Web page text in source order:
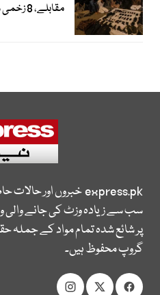
مقابلے، 8 زخمی سمیت 12 ڈاکو گرفتار
express.pkخبروں اور حالات
سب سے زیادہ وزٹ کی جانے
پر شائع شدہ تمام مواد کے جملہ
گروپ محفوظ ہیں۔